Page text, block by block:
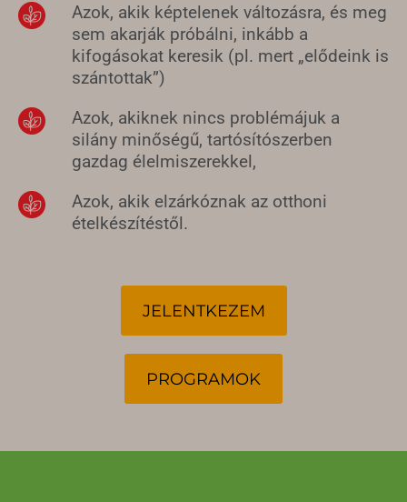
Azok, akik képtelenek változásra, és meg
sem akarják próbálni, inkább a
kifogásokat keresik (pl. mert „elődeink is
szántottak”)
Azok, akiknek nincs problémájuk a
silány minőségű, tartósítószerben
gazdag élelmiszerekkel,
Azok, akik elzárkóznak az otthoni
ételkészítéstől.
JELENTKEZEM
PROGRAMOK